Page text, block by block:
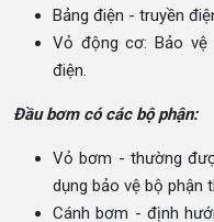
Bảng điện - truyền
Vỏ động cơ: Bảo
điện.
Đầu bơm có các bộ phận:
Vỏ bơm - thường
dụng bảo vệ bộ phận
Cánh bơm - định